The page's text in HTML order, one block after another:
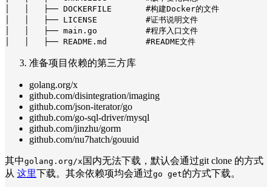
│   │   ├── DOCKERFILE       #构建Docker的文件
│   │   ├── LICENSE          #证书说明文件
│   │   ├── main.go          #程序入口文件
准备项目依赖的第三方库
golang.org/x
github.com/disintegration/imaging
github.com/json-iterator/go
github.com/go-sql-driver/mysql
github.com/jinzhu/gorm
github.com/nu7hatch/gouuid
其中golang.org/x 国内无法下载，默认会通过git clone 的方式
从 这里下载。其余依赖项均会通过go get的方式下载。